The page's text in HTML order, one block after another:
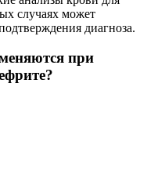
случаях может
диагноза.
при